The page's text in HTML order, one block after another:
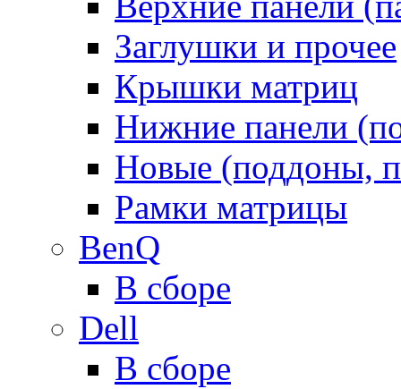
Заглушки и прочее
Крышки матриц
Нижние панели
Новые (поддоны,
Рамки матрицы
BenQ
В сборе
Dell
В сборе